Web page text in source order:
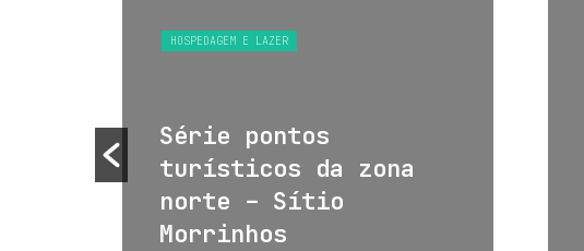
HOSPEDAGEM E LAZER
Série pontos
turísticos da zona
norte – Sítio
Morrinhos